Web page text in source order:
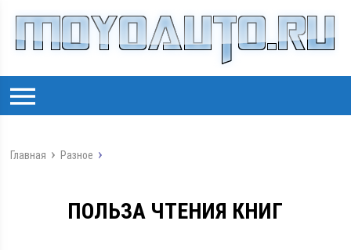
Главная Разное
ПОЛЬЗА ЧТЕНИЯ КНИГ